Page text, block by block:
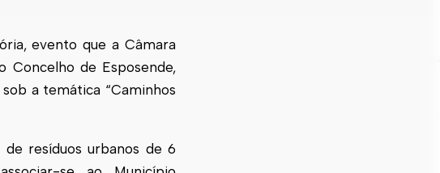
evento que a Câmara
Concelho de Esposende,
a temática “Caminhos
resíduos urbanos de 6